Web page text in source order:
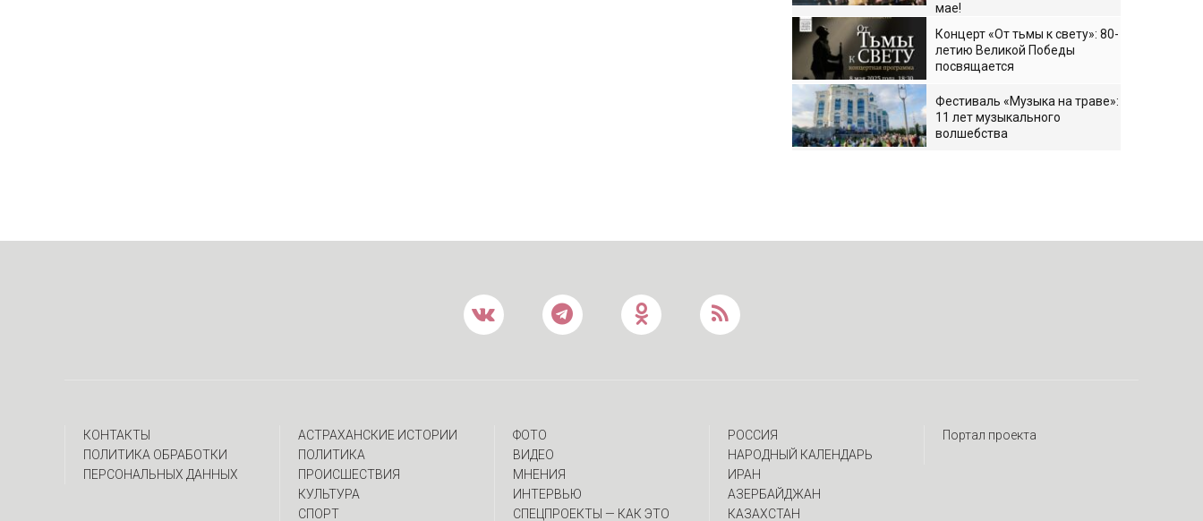
мае!
Концерт «От тьмы к свету»: 80-
летию Великой Победы
посвящается
Фестиваль «Музыка на траве»:
11 лет музыкального
волшебства
КОНТАКТЫ
ПОЛИТИКА ОБРАБОТКИ
ПЕРСОНАЛЬНЫХ ДАННЫХ
АСТРАХАНСКИЕ ИСТОРИИ
ПОЛИТИКА
ПРОИСШЕСТВИЯ
КУЛЬТУРА
СПОРТ
ФОТО
ВИДЕО
МНЕНИЯ
ИНТЕРВЬЮ
CПЕЦПРОЕКТЫ — КАК ЭТО
РОССИЯ
НАРОДНЫЙ КАЛЕНДАРЬ
ИРАН
АЗЕРБАЙДЖАН
КАЗАХСТАН
Портал проекта